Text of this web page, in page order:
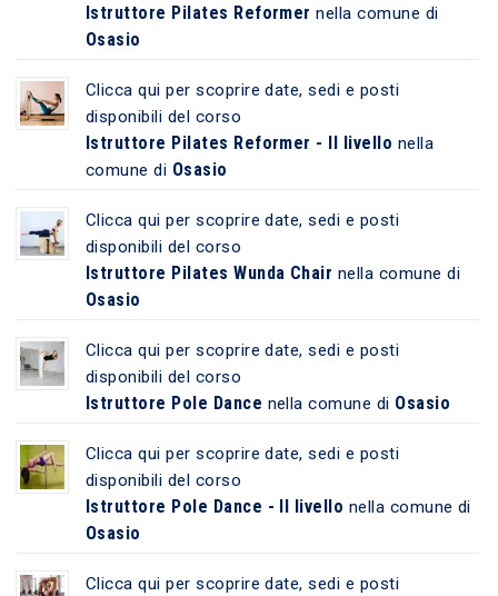
Istruttore Pilates Reformer nella comune di
Osasio
Clicca qui per scoprire date, sedi e posti
disponibili del corso
Istruttore Pilates Reformer - II livello nella
comune di Osasio
Clicca qui per scoprire date, sedi e posti
disponibili del corso
Istruttore Pilates Wunda Chair nella comune di
Osasio
Clicca qui per scoprire date, sedi e posti
disponibili del corso
Istruttore Pole Dance nella comune di Osasio
Clicca qui per scoprire date, sedi e posti
disponibili del corso
Istruttore Pole Dance - II livello nella comune di
Osasio
Clicca qui per scoprire date, sedi e posti